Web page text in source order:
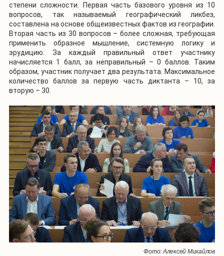
степени сложности. Первая часть базового уровня из 10
вопросов, так называемый географический ликбез,
составлена на основе общеизвестных фактов из географии.
Вторая часть из 30 вопросов – более сложная, требующая
применить образное мышление, системную логику и
эрудицию. За каждый правильный ответ участнику
начисляется 1 балл, за неправильный – 0 баллов. Таким
образом, участник получает два результата. Максимальное
количество баллов за первую часть диктанта – 10, за
вторую – 30.
Фото: Алексей Михайлов